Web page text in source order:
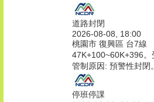
道路封閉
2026-08-08, 18:00
桃園市 復興區 台7線
47K+100~60K+396。
管制原因: 預警性封閉
停班停課